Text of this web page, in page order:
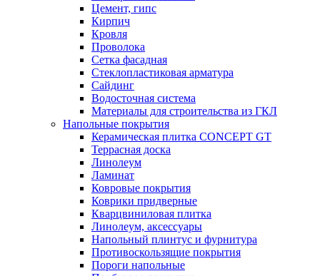
Цемент, гипс
Кирпич
Кровля
Проволока
Сетка фасадная
Стеклопластиковая арматура
Сайдинг
Водосточная система
Материалы для строительства из ГКЛ
Напольные покрытия
Керамическая плитка CONCEPT GT
Террасная доска
Линолеум
Ламинат
Ковровые покрытия
Коврики придверные
Кварцвиниловая плитка
Линолеум, аксессуары
Напольный плинтус и фурнитура
Противоскользящие покрытия
Пороги напольные